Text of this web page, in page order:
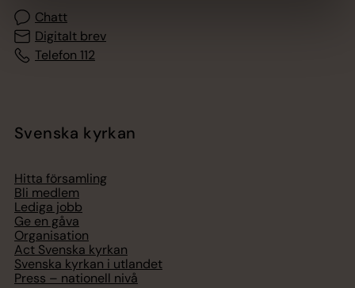
Chatt
Digitalt brev
Telefon 112
Svenska kyrkan
Hitta församling
Bli medlem
Lediga jobb
Ge en gåva
Organisation
Act Svenska kyrkan
Svenska kyrkan i utlandet
Press – nationell nivå